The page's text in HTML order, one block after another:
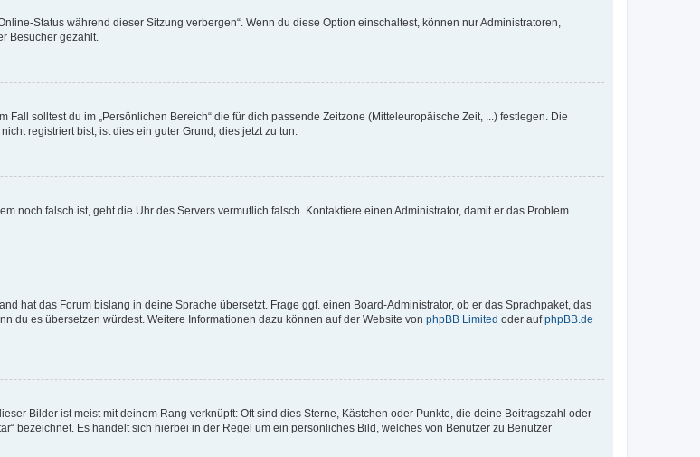
Status während dieser Sitzung verbergen“. Wenn du diese Option einschaltest, können nur Administratoren,
Besucher gezählt.
solltest du im „Persönlichen Bereich“ die für dich passende Zeitzone (Mitteleuropäische Zeit, ...) festlegen. Die
registriert bist, ist dies ein guter Grund, dies jetzt zu tun.
noch falsch ist, geht die Uhr des Servers vermutlich falsch. Kontaktiere einen Administrator, damit er das Problem
hat das Forum bislang in deine Sprache übersetzt. Frage ggf. einen Board-Administrator, ob er das Sprachpaket, das
du es übersetzen würdest. Weitere Informationen dazu können auf der Website von phpBB Limited oder aufphpBB.de
Bilder ist meist mit deinem Rang verknüpft: Oft sind dies Sterne, Kästchen oder Punkte, die deine Beitragszahl oder
bezeichnet. Es handelt sich hierbei in der Regel um ein persönliches Bild, welches von Benutzer zu Benutzer